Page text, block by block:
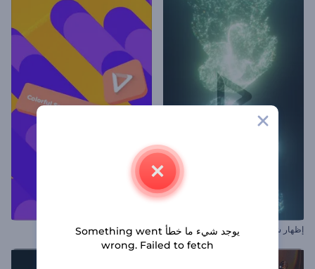
إظهار شعار اندماج غبار النجوم افتتاحية شريط بحث ملون
يوجد شيء ما خطأ Something went
wrong. Failed to fetch